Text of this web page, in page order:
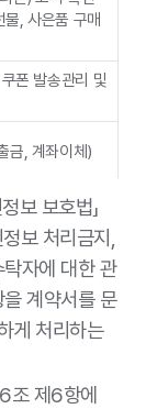
단(단말기 분신
호)
삭제)
호, 여권번호,
신분증 발급일
함)
, 사은품 구매
폰 발송관리 및
금, 계좌이체)
폰 발송관리 및
보 보호법」
보 처리금지,
자에 대한 관
계약서를 문
게 처리하는
조 제6항에